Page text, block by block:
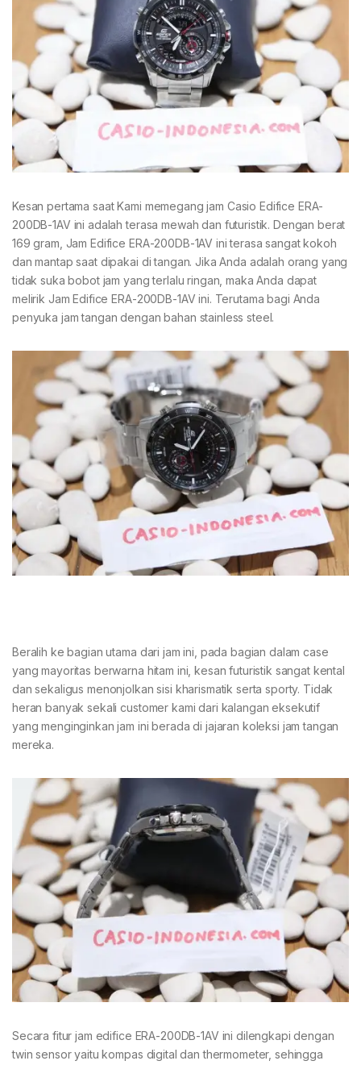
Kesan pertama saat Kami memegang jam Casio Edifice ERA-
200DB-1AV ini adalah terasa mewah dan futuristik. Dengan berat
169 gram, Jam Edifice ERA-200DB-1AV ini terasa sangat kokoh
dan mantap saat dipakai di tangan. Jika Anda adalah orang yang
tidak suka bobot jam yang terlalu ringan, maka Anda dapat
melirik Jam Edifice ERA-200DB-1AV ini. Terutama bagi Anda
penyuka jam tangan dengan bahan stainless steel.
Beralih ke bagian utama dari jam ini, pada bagian dalam case
yang mayoritas berwarna hitam ini, kesan futuristik sangat kental
dan sekaligus menonjolkan sisi kharismatik serta sporty. Tidak
heran banyak sekali customer kami dari kalangan eksekutif
yang menginginkan jam ini berada di jajaran koleksi jam tangan
mereka.
Secara fitur jam edifice ERA-200DB-1AV ini dilengkapi dengan
twin sensor yaitu kompas digital dan thermometer, sehingga